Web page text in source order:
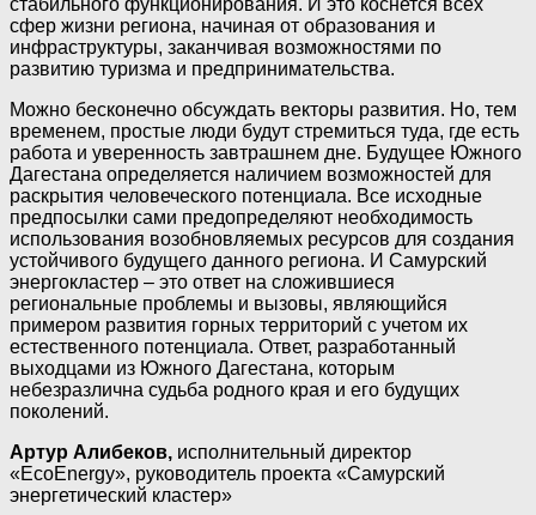
стабильного функционирования. И это коснется всех
сфер жизни региона, начиная от образования и
инфраструктуры, заканчивая возможностями по
развитию туризма и предпринимательства.
Можно бесконечно обсуждать векторы развития. Но, тем
временем, простые люди будут стремиться туда, где есть
работа и уверенность завтрашнем дне. Будущее Южного
Дагестана определяется наличием возможностей для
раскрытия человеческого потенциала. Все исходные
предпосылки сами предопределяют необходимость
использования возобновляемых ресурсов для создания
устойчивого будущего данного региона. И Самурский
энергокластер – это ответ на сложившиеся
региональные проблемы и вызовы, являющийся
примером развития горных территорий с учетом их
естественного потенциала. Ответ, разработанный
выходцами из Южного Дагестана, которым
небезразлична судьба родного края и его будущих
поколений.
Артур Алибеков, исполнительный директор
«EcoEnergy», руководитель проекта «Самурский
энергетический кластер»